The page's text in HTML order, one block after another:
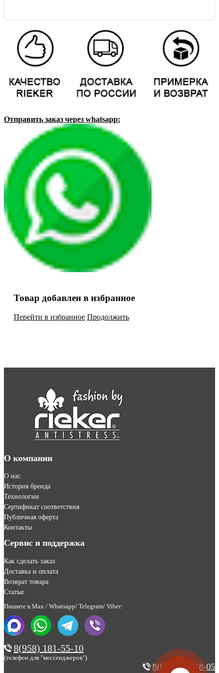
Отправить заказ через whatsapp:
Товар добавлен в избранное
Перейти в избранное Продолжить
О компании
О нас
История бренда
Технологии
Сертификат соответствия
Публичная оферта
Контакты
Сервис и поддержка
Как сделать заказ
Доставка и оплата
Возврат товара
Статьи
Пишите в Max / Whatsapp/ Telegram/ Viber:
8(958) 181-55-10
(телефон для "мессенджеров")
8(800) 200-18-05